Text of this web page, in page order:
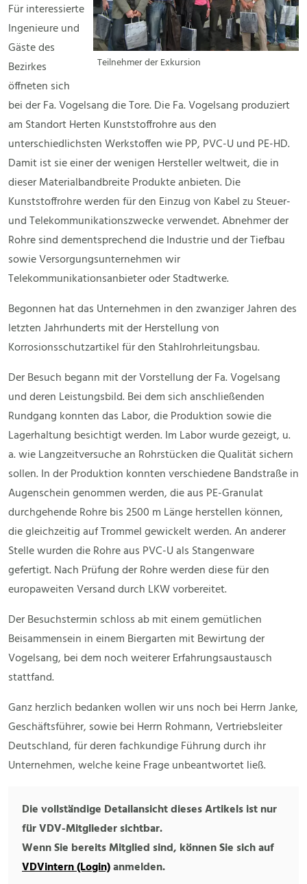
Teilnehmer der Exkursion
Für interessierte
Ingenieure und
Gäste des
Bezirkes
öffneten sich
bei der Fa. Vogelsang die Tore. Die Fa. Vogelsang produziert
am Standort Herten Kunststoffrohre aus den
unterschiedlichsten Werkstoffen wie PP, PVC-U und PE-HD.
Damit ist sie einer der wenigen Hersteller weltweit, die in
dieser Materialbandbreite Produkte anbieten. Die
Kunststoffrohre werden für den Einzug von Kabel zu Steuer-
und Telekommunikationszwecke verwendet. Abnehmer der
Rohre sind dementsprechend die Industrie und der Tiefbau
sowie Versorgungsunternehmen wir
Telekommunikationsanbieter oder Stadtwerke.
Begonnen hat das Unternehmen in den zwanziger Jahren des
letzten Jahrhunderts mit der Herstellung von
Korrosionsschutzartikel für den Stahlrohrleitungsbau.
Der Besuch begann mit der Vorstellung der Fa. Vogelsang
und deren Leistungsbild. Bei dem sich anschließenden
Rundgang konnten das Labor, die Produktion sowie die
Lagerhaltung besichtigt werden. Im Labor wurde gezeigt, u.
a. wie Langzeitversuche an Rohrstücken die Qualität sichern
sollen. In der Produktion konnten verschiedene Bandstraße in
Augenschein genommen werden, die aus PE-Granulat
durchgehende Rohre bis 2500 m Länge herstellen können,
die gleichzeitig auf Trommel gewickelt werden. An anderer
Stelle wurden die Rohre aus PVC-U als Stangenware
gefertigt. Nach Prüfung der Rohre werden diese für den
europaweiten Versand durch LKW vorbereitet.
Der Besuchstermin schloss ab mit einem gemütlichen
Beisammensein in einem Biergarten mit Bewirtung der
Vogelsang, bei dem noch weiterer Erfahrungsaustausch
stattfand.
Ganz herzlich bedanken wollen wir uns noch bei Herrn Janke,
Geschäftsführer, sowie bei Herrn Rohmann, Vertriebsleiter
Deutschland, für deren fachkundige Führung durch ihr
Unternehmen, welche keine Frage unbeantwortet ließ.
Die vollständige Detailansicht dieses Artikels ist nur
für VDV-Mitglieder sichtbar.
Wenn Sie bereits Mitglied sind, können Sie sich auf
VDVintern (Login)anmelden.